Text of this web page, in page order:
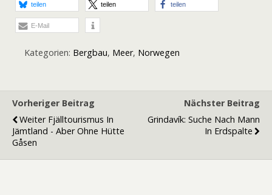
teilen teilen teilen
E-Mail
Kategorien: Bergbau, Meer, Norwegen
Vorheriger Beitrag
Weiter Fjälltourismus In
Jämtland - Aber Ohne Hütte
Gåsen
Nächster Beitrag
Grindavík: Suche Nach Mann
In Erdspalte